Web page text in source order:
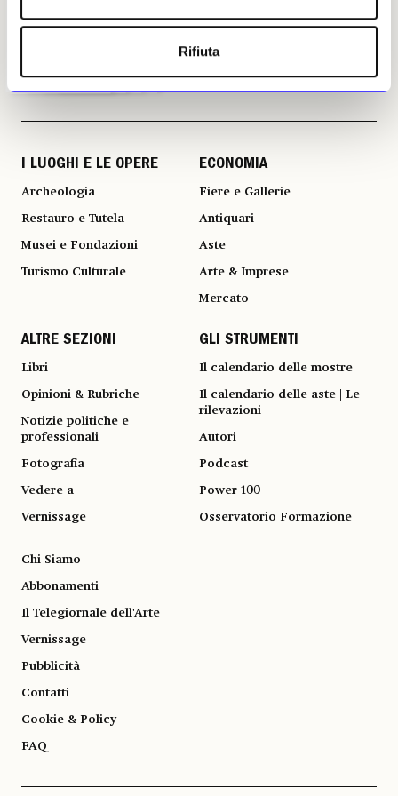
Rifiuta
I LUOGHI E LE OPERE
Archeologia
Restauro e Tutela
Musei e Fondazioni
Turismo Culturale
ECONOMIA
Fiere e Gallerie
Antiquari
Aste
Arte & Imprese
Mercato
ALTRE SEZIONI
Libri
Opinioni & Rubriche
Notizie politiche e
professionali
Fotografia
Vedere a
Vernissage
GLI STRUMENTI
Il calendario delle mostre
Il calendario delle aste | Le
rilevazioni
Autori
Podcast
Power 100
Osservatorio Formazione
Chi Siamo
Abbonamenti
Il Telegiornale dell'Arte
Vernissage
Pubblicità
Contatti
Cookie & Policy
FAQ